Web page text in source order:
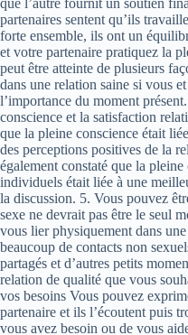
que l’autre fournit un soutien
partenaires sentent qu’ils
forte ensemble, ils ont un
et votre partenaire pratiquez la
peut être atteinte de plusieurs
dans une relation saine si vous
l’importance du moment
conscience et la satisfaction
que la pleine conscience était
des perceptions positives de la
également constaté que la
individuels était liée à une
la discussion. 5. Vous pouvez
sexe ne devrait pas être le seul
vous lier physiquement dans
beaucoup de contacts non
partagés et d’autres petits
relation de qualité que vous
vos besoins Vous pouvez
partenaire et ils l’écoutent puis
vous avez besoin ou de vous